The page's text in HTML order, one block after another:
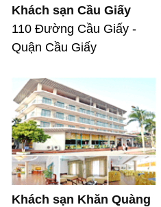
Khách sạn Cầu Giấy
110 Đường Cầu Giấy -
Quận Cầu Giấy
Khách sạn Khăn Quàng